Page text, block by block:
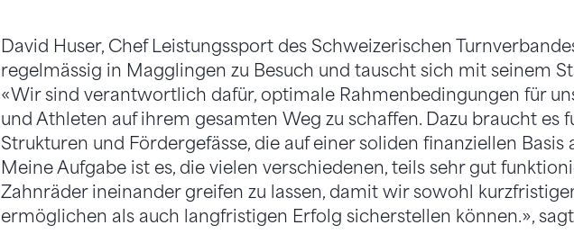
David Huser, Chef Leistungssport des Schweizerischen
regelmässig in Magglingen zu Besuch und tauscht sich mit seinem
«Wir sind verantwortlich dafür, optimale Rahmenbedingungen für
und Athleten auf ihrem gesamten Weg zu schaffen. Dazu braucht es
Strukturen und Fördergefässe, die auf einer soliden finanziellen Basis
Meine Aufgabe ist es, die vielen verschiedenen, teils sehr gut
Zahnräder ineinander greifen zu lassen, damit wir sowohl
ermöglichen als auch langfristigen Erfolg sicherstellen können.», sagt